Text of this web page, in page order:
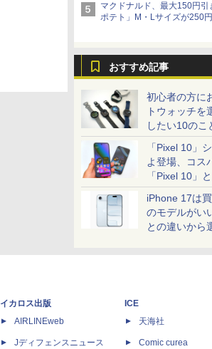
マクドナルド、最大150円引
ポテト」M・Lサイズが250
おすすめ記事
初心者の方に
トウォッチを
したい10のこ
「Pixel 10」
よ登場、コス
「Pixel 10」
iPhone 17は
のモデルが
との違いから
イカロス出版
AIRLINEweb
Jディフェンスニュース
ICE
天海社
Comic curea